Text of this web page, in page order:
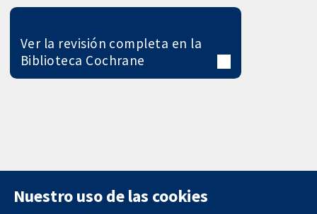
Ver la revisión completa en la
Biblioteca Cochrane
Nuestro uso de las cookies